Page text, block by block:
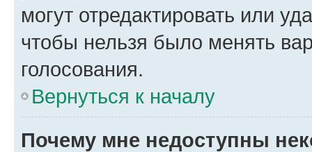
могут отредактировать или
чтобы нельзя было менять
голосования.
Вернуться к началу
Почему мне недоступны